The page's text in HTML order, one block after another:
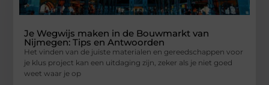
Je Wegwijs maken in de Bouwmarkt van
Nijmegen: Tips en Antwoorden
Het vinden van de juiste materialen en gereedschappen voor
je klus project kan een uitdaging zijn, zeker als je niet goed
weet waar je op